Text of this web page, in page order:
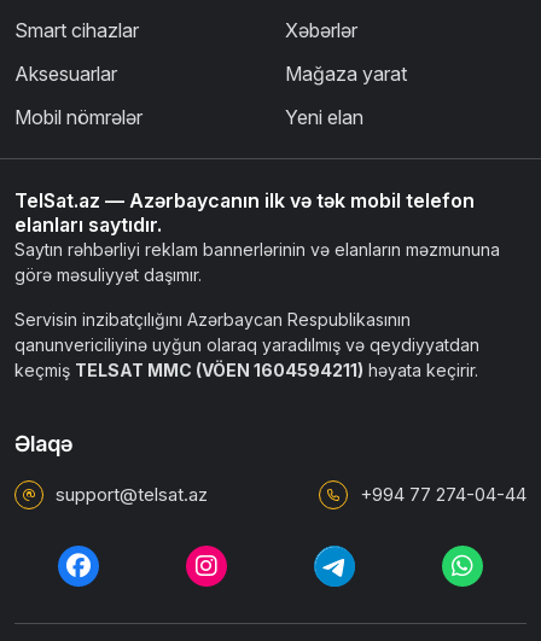
Smart cihazlar
Aksesuarlar
Mobil nömrələr
Xəbərlər
Mağaza yarat
Yeni elan
TelSat.az — Azərbaycanın ilk və tək mobil telefon
elanları saytıdır.
Saytın rəhbərliyi reklam bannerlərinin və elanların məzmununa
görə məsuliyyət daşımır.
Servisin inzibatçılığını Azərbaycan Respublikasının
qanunvericiliyinə uyğun olaraq yaradılmış və qeydiyyatdan
keçmiş TELSAT MMC (VÖEN 1604594211) həyata keçirir.
Əlaqə
support@telsat.az +994 77 274-04-44